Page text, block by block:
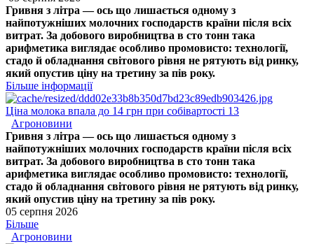
Гривня з літра — ось що лишається одному з
найпотужніших молочних господарств країни після всіх
витрат. За добового виробництва в сто тонн така
арифметика виглядає особливо промовисто: технології,
стадо й обладнання світового рівня не рятують від ринку,
який опустив ціну на третину за пів року.
Більше інформації
Ціна молока впала до 14 грн при собівартості 13
Агроновини
Гривня з літра — ось що лишається одному з
найпотужніших молочних господарств країни після всіх
витрат. За добового виробництва в сто тонн така
арифметика виглядає особливо промовисто: технології,
стадо й обладнання світового рівня не рятують від ринку,
який опустив ціну на третину за пів року.
05 серпня 2026
Більше
Агроновини